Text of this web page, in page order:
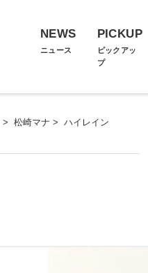
NEWS
ニュース
PICKUP
ピックアッ
プ
> 松崎マナ > ハイレイン